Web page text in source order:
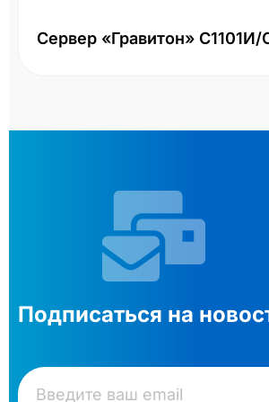
Сервер «Гравитон» С1101И/
Подписаться на